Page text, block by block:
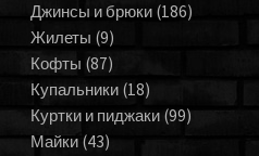
Джинсы и брюки (186)
Жилеты (9)
Кофты (87)
Купальники (18)
Куртки и пиджаки (99)
Майки (43)